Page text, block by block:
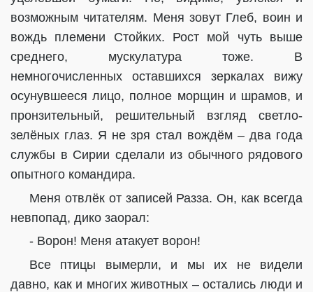
возможным читателям. Меня зовут Глеб, воин и
вождь племени Стойких. Рост мой чуть выше
среднего, мускулатура тоже. В
немногочисленных оставшихся зеркалах вижу
осунувшееся лицо, полное морщин и шрамов, и
пронзительный, решительный взгляд светло-
зелёных глаз. Я не зря стал вождём – два года
службы в Сирии сделали из обычного рядового
опытного командира.
Меня отвлёк от записей Разза. Он, как всегда
невпопад, дико заорал:
- Ворон! Меня атакует ворон!
Все птицы вымерли, и мы их не видели
давно, как и многих животных – остались люди и